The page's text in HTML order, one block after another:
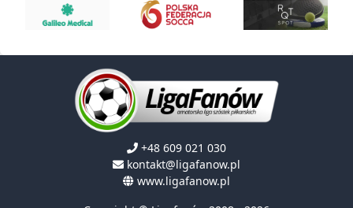
+48 609 021 030
kontakt@ligafanow.pl
www.ligafanow.pl